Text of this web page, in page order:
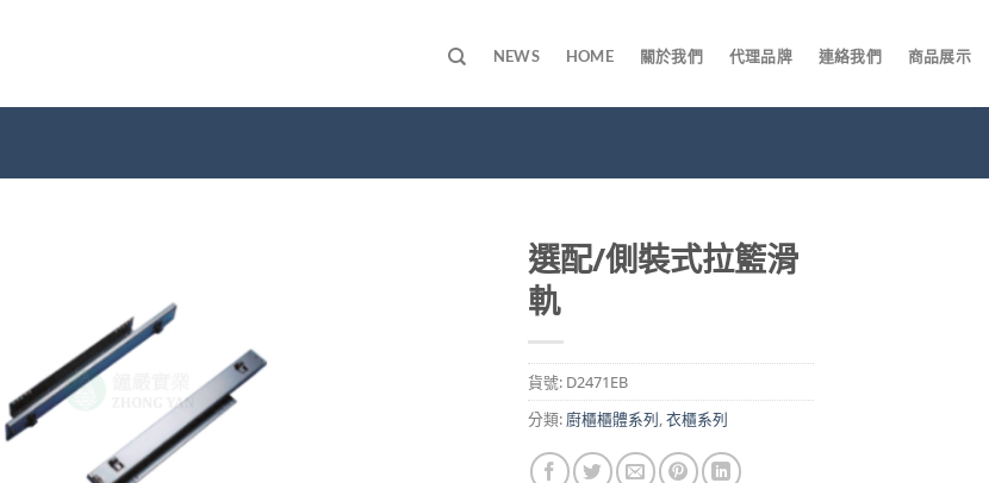
NEWS HOME 關於我們 代理品牌 連絡我們 商品展示
選配/側裝式拉籃滑
軌
貨號: D2471EB
分類: 廚櫃櫃體系列,衣櫃系列